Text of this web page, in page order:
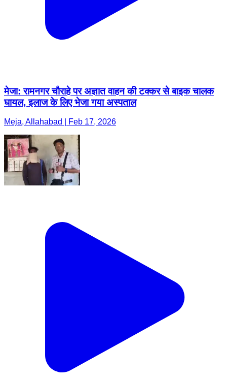
मेजा: रामनगर चौराहे पर अज्ञात वाहन की टक्कर से बाइक चालक
घायल, इलाज के लिए भेजा गया अस्पताल
Meja, Allahabad | Feb 17, 2026